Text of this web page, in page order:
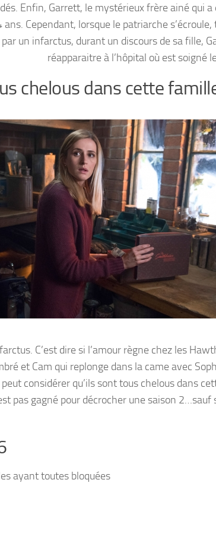
Enfin, Garrett, le mystérieux frère ainé qui a
Cependant, lorsque le patriarche s’écroule,
un infarctus, durant un discours de sa fille,
réapparaitre à l’hôpital où est soigné
chelous dans cette
C’est dire si l’amour règne chez les
et Cam qui replonge dans la came avec
considérer qu’ils sont tous chelous dans
pas gagné pour décrocher une saison 2…sauf
ayant toutes bloquées